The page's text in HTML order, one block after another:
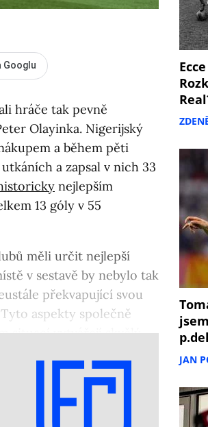
Googlu
hráče tak pevně
Olayinka. Nigerijský
a během pěti
utkáních a zapsal v nich 33
nejlepším
13 góly v 55
měli určit nejlepší
v sestavě by nebylo tak
překvapující svou
aspekty společně
situací vytvářejí skvělý
p.del
JAN